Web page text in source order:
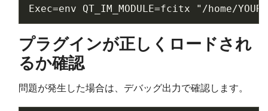
プラグインが正しくロードされ
るか確認
問題が発生した場合は、デバッグ出力で確認します。